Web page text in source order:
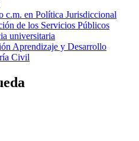
c.m. en Política Jurisdiccional
de los Servicios Públicos
universitaria
Aprendizaje y Desarrollo
Civil